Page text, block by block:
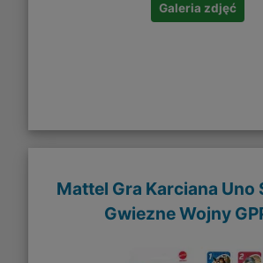
Galeria zdjęć
Mattel Gra Karciana Uno
Gwiezne Wojny